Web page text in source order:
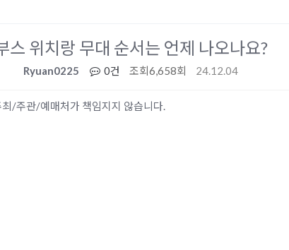
스 위치랑 무대 순서는 언제 나오나요?
Ryuan0225 0건 조회6,658회 24.12.04
/주관/예매처가 책임지지 않습니다.